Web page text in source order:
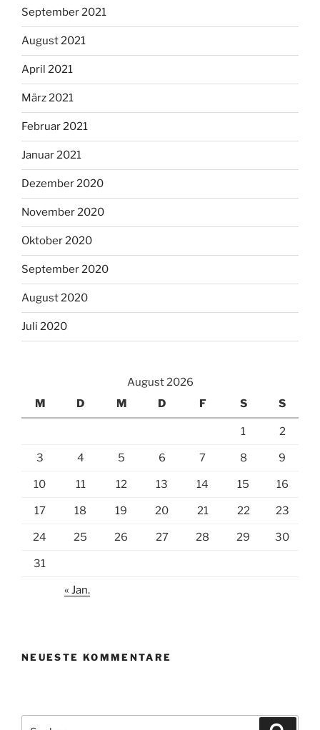
September 2021
August 2021
April 2021
März 2021
Februar 2021
Januar 2021
Dezember 2020
November 2020
Oktober 2020
September 2020
August 2020
Juli 2020
August 2026
M
D M D F S S
1 2
3 4 5 6 7 8 9
10 11 12 13 14 15 16
17 18 19 20 21 22 23
24 25 26 27 28 29 30
31
« Jan.
NEUESTE KOMMENTARE